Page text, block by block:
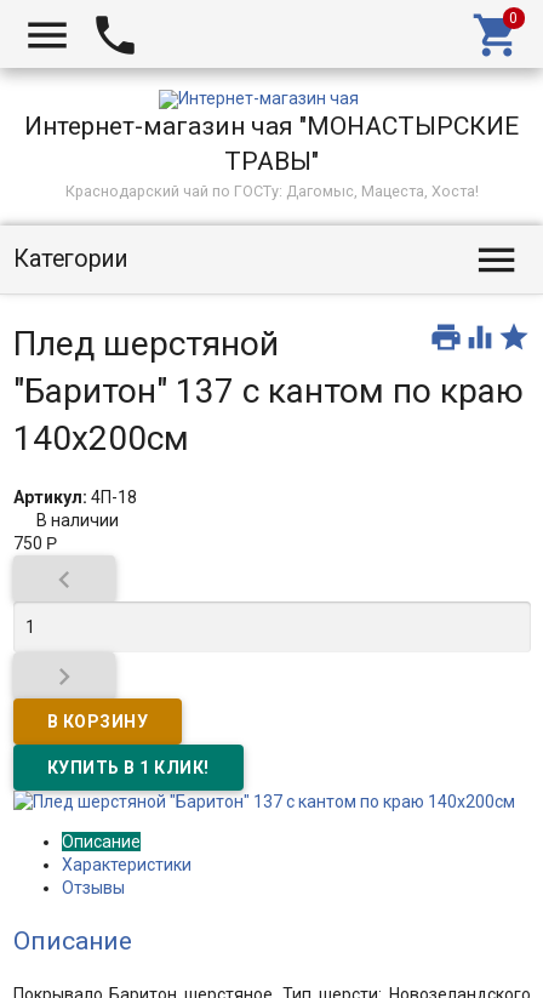
  
Интернет-магазин чая "МОНАСТЫРСКИЕ
ТРАВЫ"
Краснодарский чай по ГОСТу: Дагомыс, Мацеста, Хоста!
Категории 
  
Плед шерстяной
"Баритон" 137 с кантом по краю
140х200см
Артикул: 4П-18
В наличии
750 Р


Описание
Характеристики
Отзывы
Описание